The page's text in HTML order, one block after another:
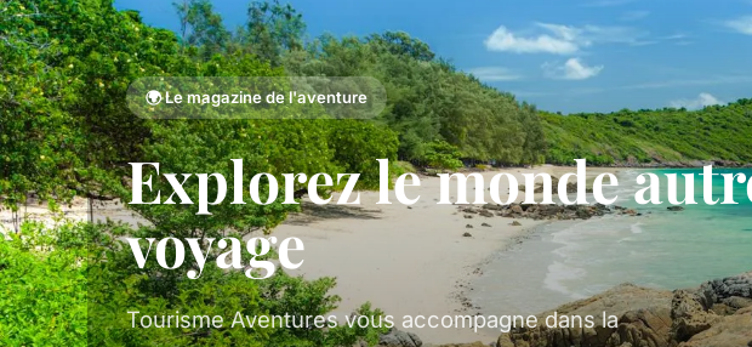
🌍 Le magazine de l'aventure
Explorez le monde
voyage
Tourisme Aventures vous accompagne dans la